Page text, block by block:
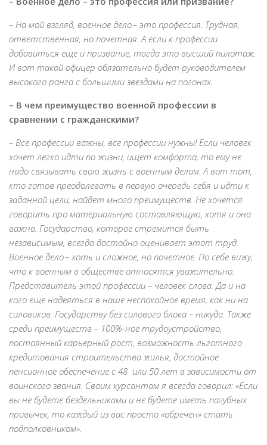
– На мой взгляд, военное дело – это профессия. Трудная,
ответственная, но почетная. А если к профессии
добавиться еще и призвание, тогда это высший пилотаж.
И вот такой офицер обязательно будет руководителем
высокого ранга с большими звездами на погонах.
– В чем преимущество военной профессии в
сравнении с гражданскими?
– Все профессии важны, все профессии нужны! Если человек
хочет легко идти по жизни, ищет комфорта, то ему не
надо связывать свою жизнь с военным делом. А вот тот,
кто готов преодолевать в первую очередь себя и идти к
заданной цели, найдет много преимуществ. Не хочется
говорить про материальную составляющую, хотя и она
важна. Государство, которое стремится быть
независимым, всегда достойно оценивает этот труд.
Военное дело – хоть и сложное, но почетное. По себе вижу,
что к военным в обществе относятся уважительно.
Представитель этой профессии – человек слова. Да и на
кого еще надеяться в наше неспокойное время, как ни на
силовиков. Государству без силового блока – никуда. Также
среди преимуществ – 100%-ное трудоустройство,
постоянный карьерный рост, возможность льготного
кредитования строительства жилья, достойное
пенсионное обеспечение с 48 или 50 лет в зависимости от
воинского звания. Своим курсантам я всегда говорил: «Если
вы не будете бездельниками и не будете иметь пагубных
привычек, то каждый из вас просто «обречен» стать
подполковником».